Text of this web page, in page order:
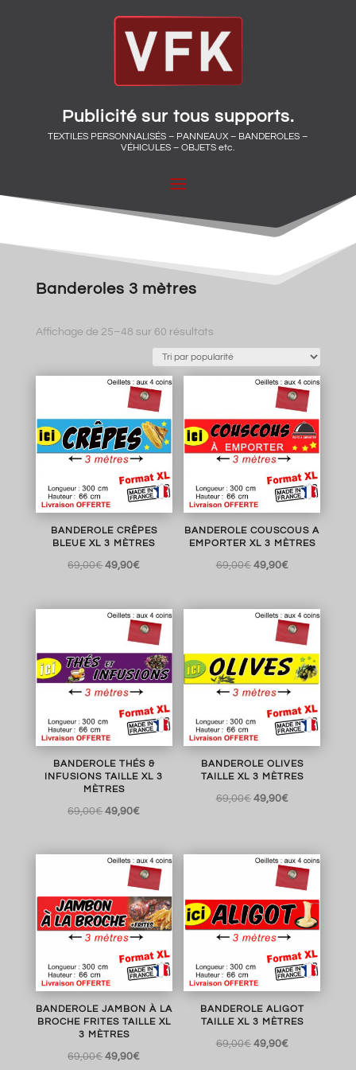
Publicité sur tous supports.
TEXTILES PERSONNALISÉS – PANNEAUX – BANDEROLES –
VÉHICULES – OBJETS etc.
Banderoles 3 mètres
Affichage de 25–48 sur 60 résultatsTrié
popularité
BANDEROLE CRÊPES
BLEUE XL 3 MÈTRES
69,00€ Le
était :
49,90€Le
est :
49,90€.
BANDEROLE COUSCOUS A
EMPORTER XL 3 MÈTRES
69,00€ Le
était :
49,90€Le
est :
49,90€.
BANDEROLE THÉS &
INFUSIONS TAILLE XL 3
MÈTRES
69,00€ Le
était :
49,90€
est :
49,90€.
BANDEROLE OLIVES
TAILLE XL 3 MÈTRES
69,00€ Le
était :
69,00€.
49,90€Le
est :
49,90€.
BANDEROLE JAMBON À LA
BROCHE FRITES TAILLE XL
3 MÈTRES
69,00€ Le
49,90€
BANDEROLE ALIGOT
TAILLE XL 3 MÈTRES
69,00€ Le
49,90€Le